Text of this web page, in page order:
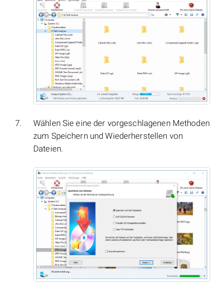
Wählen Sie eine der vorgeschlagenen Methoden
zum Speichern und Wiederherstellen von
Dateien.